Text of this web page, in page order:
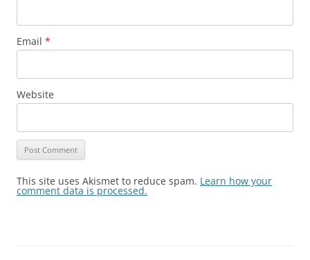
Email *
Website
This site uses Akismet to reduce spam. Learn how your
comment data is processed.